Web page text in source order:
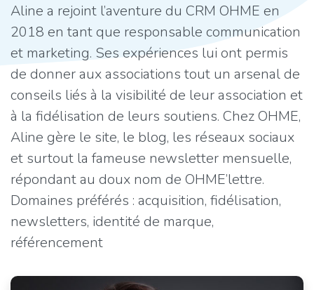
Aline a rejoint l’aventure du CRM OHME en
2018 en tant que responsable communication
et marketing. Ses expériences lui ont permis
de donner aux associations tout un arsenal de
conseils liés à la visibilité de leur association et
à la fidélisation de leurs soutiens. Chez OHME,
Aline gère le site, le blog, les réseaux sociaux
et surtout la fameuse newsletter mensuelle,
répondant au doux nom de OHME’lettre.
Domaines préférés : acquisition, fidélisation,
newsletters, identité de marque,
référencement